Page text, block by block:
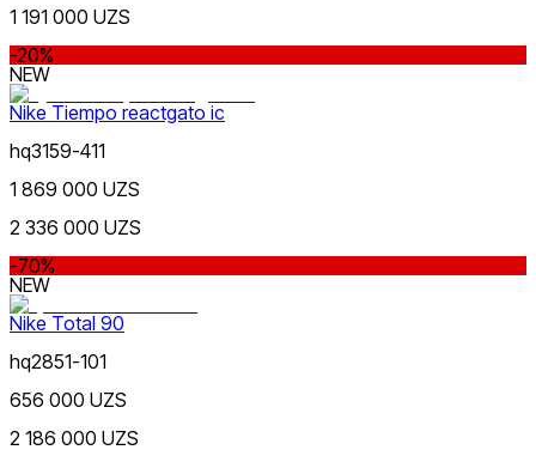
Желтый
Оранжевый
Популярные
Наличие в магазинах
1 191 000 UZS
-20%
NEW
Nike Tiempo reactgato ic
hq3159-411
1 869 000 UZS
2 336 000 UZS
-70%
NEW
Nike Total 90
hq2851-101
656 000 UZS
2 186 000 UZS